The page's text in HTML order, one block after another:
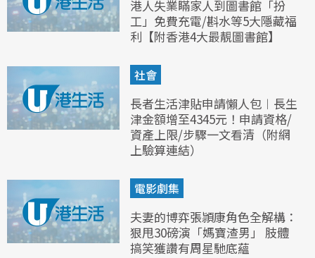
港人失業瞞家人到圖書館「扮
工」免費充電/斟水等5大隱藏福
利【附香港4大最靚圖書館】
社會
長者生活津貼申請懶人包︱長生
津金額增至4345元！申請資格/
資產上限/步驟一文看清（附網
上驗算連結）
電影劇集
夫妻的博弈張頴康角色全解構：
狠甩30磅演「媽寶渣男」 肢體
搞笑獲讚有周星馳底蘊